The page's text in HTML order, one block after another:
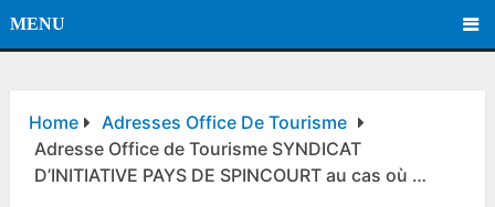
MENU
Home
Adresses Office De Tourisme
Adresse Office de Tourisme SYNDICAT
D’INITIATIVE PAYS DE SPINCOURT au cas où …